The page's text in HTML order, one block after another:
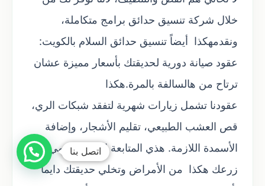
خلال شركة تنسيق حدائق برامج متكاملة،
ونقدمهكذا أيضاً تنسيق حدائق السلام بالكويت:
عقود صيانة دورية لحديقتك بأسعار مميزة عشان
ترتاح من هالسالفة بالمرة.هكذا
عقودنا تشمل زيارات شهرية لتفقد شبكات الري،
قص العشب الطبيعي، تقليم الأشجار، وإضافة
الأسمدة اللازمة. هذي المتابعة الدورية تحمي
زرعك هكذا من الأمراض وتخلي حديقتك دايماً
اتصل بنا